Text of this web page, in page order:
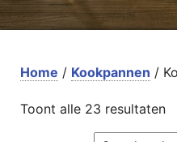
Home / Kookpannen /
Toont alle 23 resultaten